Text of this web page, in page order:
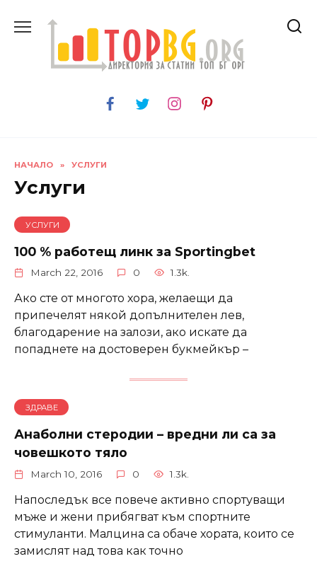
НАЧАЛО » УСЛУГИ
Услуги
УСЛУГИ
100 % работещ линк за Sportingbet
March 22, 2016 0 1.3k.
Ако сте от многото хора, желаещи да
припечелят някой допълнителен лев,
благодарение на залози, ако искате да
попаднете на достоверен букмейкър –
ЗДРАВЕ
Анаболни стеродии – вредни ли са за
човешкото тяло
March 10, 2016 0 1.3k.
Напоследък все повече активно спортуващи
мъже и жени прибягват към спортните
стимуланти. Малцина са обаче хората, които се
замислят над това как точно